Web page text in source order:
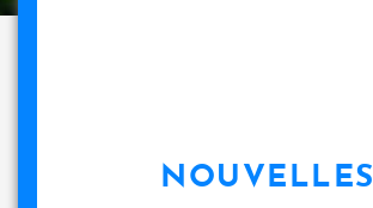
NOUVELLES